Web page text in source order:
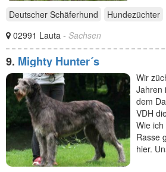
Deutscher Schäferhund
Hundezüchter
02991 Lauta - Sachsen
9. Mighty Hunter´s
Wir
Jahren
dem
VDH
Wie
Rasse
hier.